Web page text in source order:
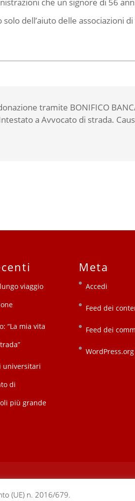
dell’aiuto delle associazioni
tramite BONIFICO
a Avvocato di strada.
viaggio
“La mia vita
universitari
di
più grande
Meta
Accedi
Feed dei
Feed dei
WordPress.org
(UE) n. 2016/679.